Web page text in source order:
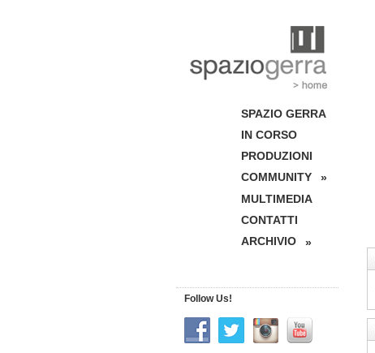
SPAZIO GERRA
IN CORSO
PRODUZIONI
COMMUNITY
»
MULTIMEDIA
CONTATTI
ARCHIVIO
»
Follow Us!